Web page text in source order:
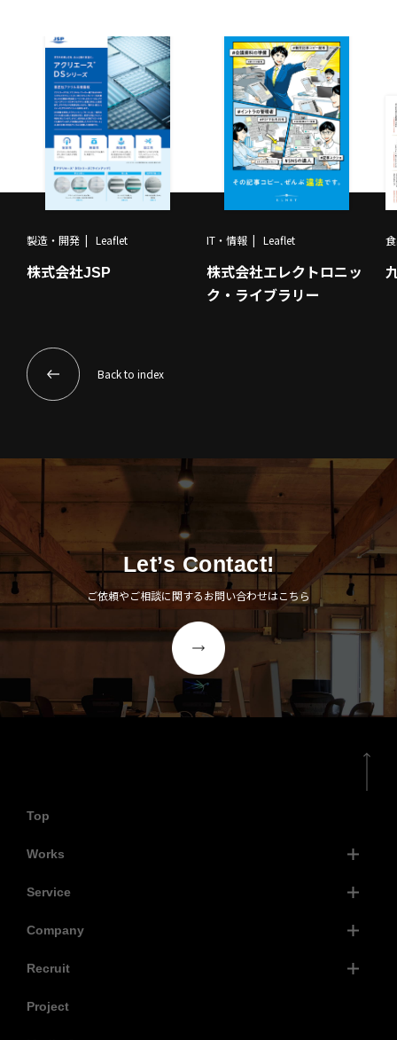
製造・開発 Leaflet
株式会社JSP
IT・情報 Leaflet
株式会社エレクトロニッ
ク・ライブラリー
Back to index
Let’s Contact!
ご依頼やご相談に関するお問い合わせはこちら
Top
Works
Service
Company
Recruit
Project